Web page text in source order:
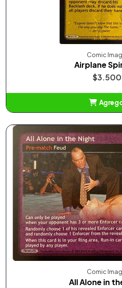
Comic
Airplane
$3.500
Comic
All Alone in